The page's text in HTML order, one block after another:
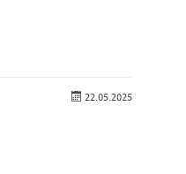
22.05.2025